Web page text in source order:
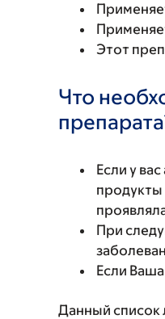
Этот
Что
Если у
продукты
При
Если
Данный список